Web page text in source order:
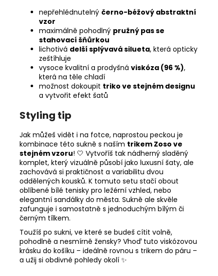
nepřehlédnutelný černo-béžový abstraktní
vzor
maximálně pohodlný pružný pas se
stahovací šňůrkou
lichotivá delší splývavá silueta, která opticky
zeštíhluje
vysoce kvalitní a prodyšná viskóza (96 %),
která na těle chladí
možnost dokoupit triko ve stejném designu
a vytvořit efekt šatů
Styling tip
Jak můžeš vidět i na fotce, naprostou peckou je
kombinace této sukně s naším trikem Zoso ve
stejném vzoru! 🤍 Vytvoříš tak nádherný sladěný
komplet, který vizuálně působí jako luxusní šaty, ale
zachovává si praktičnost a variabilitu dvou
oddělených kousků. K tomuto setu stačí obout
oblíbené bílé tenisky pro ležérní vzhled, nebo
elegantní sandálky do města. Sukně ale skvěle
zafunguje i samostatně s jednoduchým bílým či
černým tílkem.
Toužíš po sukni, ve které se budeš cítit volně,
pohodlně a nesmírně žensky? Vhoď tuto viskózovou
krásku do košíku – ideálně rovnou s trikem do páru –
a užij si obdivné pohledy okolí ✨